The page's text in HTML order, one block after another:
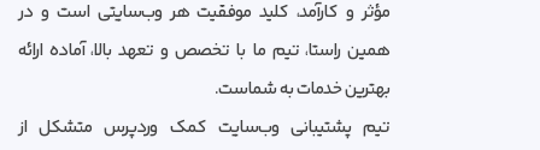
مؤثر و کارآمد، کلید موفقیت هر وب‌سایتی است و در
همین راستا، تیم ما با تخصص و تعهد بالا، آماده ارائه
بهترین خدمات به شماست.
تیم پشتیبانی وب‌سایت کمک وردپرس متشکل از